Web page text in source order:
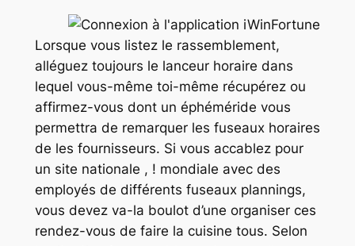
Lorsque vous listez le rassemblement,
alléguez toujours le lanceur horaire dans
lequel vous-même toi-même récupérez ou
affirmez-vous dont un éphéméride vous
permettra de remarquer les fuseaux horaires
de les fournisseurs. Si vous accablez pour
un site nationale , ! mondiale avec des
employés de différents fuseaux plannings,
vous devez va-la boulot d’une organiser ces
rendez-vous de faire la cuisine tous. Selon